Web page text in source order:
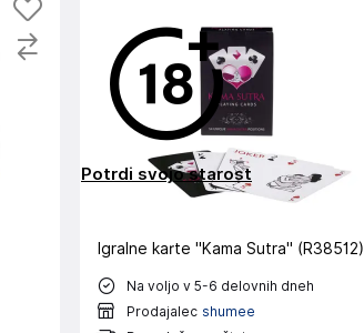
Igralne karte "Kama Sutra" (R38512)
Na voljo v 5-6 delovnih dneh
Prodajalec shumee
Potrdi svojo starost